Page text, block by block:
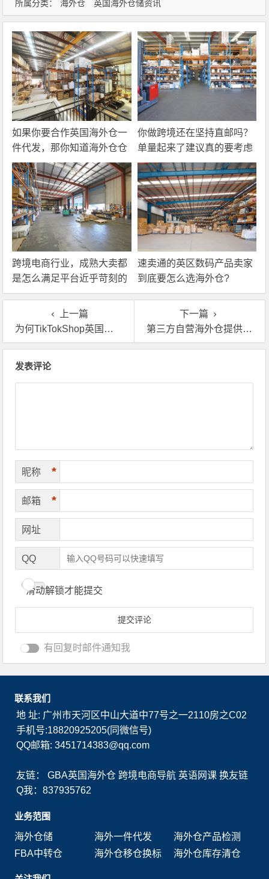
所属分类： 海外仓 英国海外仓储资讯
如果你要合作英国海外仓一
件代发，那你知道海外仓仓
储费应该怎么算吗？
你做跨境还在坚持直邮吗？
单量起来了建议真的要考虑
一下海外仓一件代发
跨境电商行业，成熟大卖都
是怎么满足平台近乎苛刻的
物流时效要求的？
速卖通的英区数码产品卖家
到底要怎么选海外仓?
上一篇
为何TikTokShop英国站跨境卖家纷纷找英国海外仓退货换标？
下一篇
第三方自营海外仓提供退换货服务吗？具体服务是怎样的？
发表评论
昵称 *
邮箱 *
网址
QQ
滑动解锁才能提交
有回复时邮件通知我
联系我们
地 址: 广州市天河区中山大道中77号之一2110房之C02
手机号:18820925205(同微信号)
QQ邮箱: 3451714383@qq.com
友链：GBA英国海外仓 跨境电商导航 英语网课 换友链
Q我：837935762
业务范围
海外仓储
海外一件代发
海外仓产品检测
FBA中转仓
海外仓移仓换标 海外仓库存清仓